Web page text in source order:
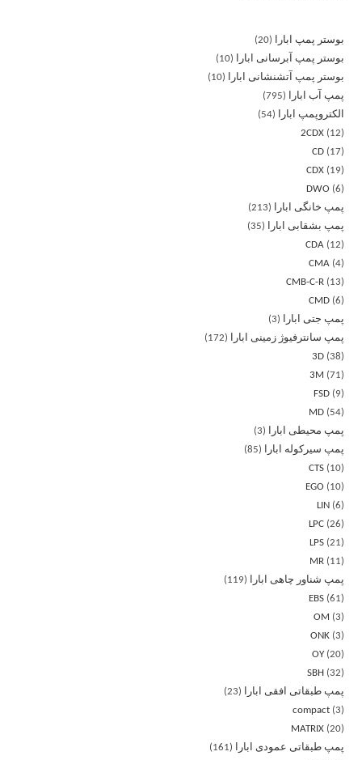
بوستر پمپ ابارا
20
بوستر پمپ آبرسانی ابارا
10
بوستر پمپ آتشنشانی ابارا
10
پمپ آب ابارا
795
الکتروپمپ ابارا
54
2CDX
12
CD
17
CDX
19
DWO
6
پمپ خانگی ابارا
213
پمپ بشقابی ابارا
35
CDA
12
CMA 4
CMB-C-R
13
CMD 6
پمپ جتی ابارا
3
پمپ سانترفیوژ زمینی ابارا
172
3D 38
3M
71
FSD
9
MD
54
پمپ محیطی ابارا
3
پمپ سیرکوله ابارا
85
CTS
10
EGO
10
LIN 6
LPC 26
LPS 21
MR
11
پمپ شناور چاهی ابارا
119
EBS 61
OM
3
ONK 3
OY 20
SBH 32
پمپ طبقاتی افقی ابارا
23
compact 3
MATRIX 20
پمپ طبقاتی عمودی ابارا
161